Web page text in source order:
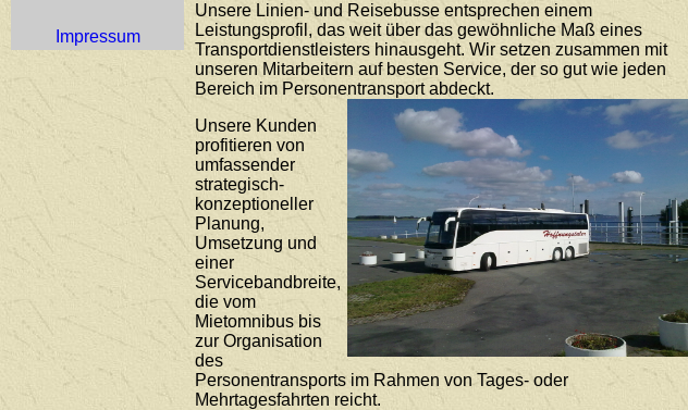
Impressum
Unsere Linien- und Reisebusse entsprechen einem
Leistungsprofil, das weit über das gewöhnliche Maß eines
Transportdienstleisters hinausgeht. Wir setzen zusammen mit
unseren Mitarbeitern auf besten Service, der so gut wie jeden
Bereich im Personentransport abdeckt.
Unsere Kunden
profitieren von
umfassender
strategisch-
konzeptioneller
Planung,
Umsetzung und
einer
Servicebandbreite,
die vom
Mietomnibus bis
zur Organisation
des
Personentransports im Rahmen von Tages- oder
Mehrtagesfahrten reicht.